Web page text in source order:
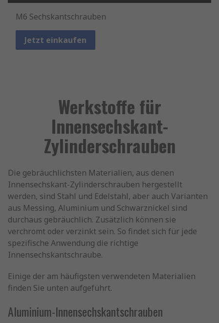
M6 Sechskantschrauben
Jetzt einkaufen
Werkstoffe für
Innensechskant-
Zylinderschrauben
Die gebräuchlichsten Materialien, aus denen
Innensechskant-Zylinderschrauben hergestellt
werden, sind Stahl und Edelstahl, aber auch Varianten
aus Messing, Aluminium und Schwarznickel sind
durchaus gebräuchlich. Zusätzlich können sie
verchromt oder verzinkt sein. So findet sich für jede
spezifische Anwendung die richtige
Innensechskantschraube.
Einige der am häufigsten verwendeten Materialien
finden Sie unten aufgeführt.
Aluminium-Innensechskantschrauben